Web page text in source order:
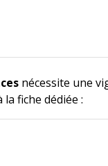
nécessite une
fiche dédiée :